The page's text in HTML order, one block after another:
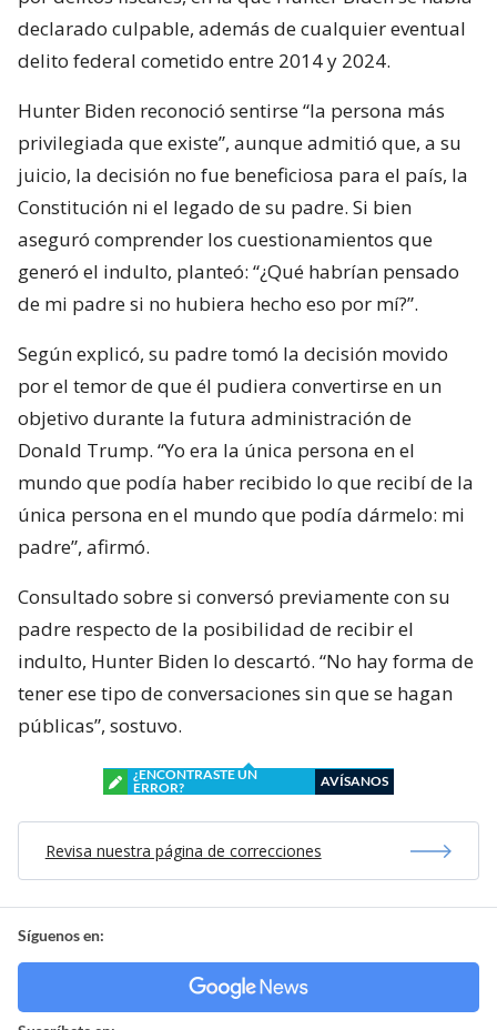
declarado culpable, además de cualquier eventual
delito federal cometido entre 2014 y 2024.
Hunter Biden reconoció sentirse “la persona más
privilegiada que existe”, aunque admitió que, a su
juicio, la decisión no fue beneficiosa para el país, la
Constitución ni el legado de su padre. Si bien
aseguró comprender los cuestionamientos que
generó el indulto, planteó: “¿Qué habrían pensado
de mi padre si no hubiera hecho eso por mí?”.
Según explicó, su padre tomó la decisión movido
por el temor de que él pudiera convertirse en un
objetivo durante la futura administración de
Donald Trump. “Yo era la única persona en el
mundo que podía haber recibido lo que recibí de la
única persona en el mundo que podía dármelo: mi
padre”, afirmó.
Consultado sobre si conversó previamente con su
padre respecto de la posibilidad de recibir el
indulto, Hunter Biden lo descartó. “No hay forma de
tener ese tipo de conversaciones sin que se hagan
públicas”, sostuvo.
¿ENCONTRASTE UN
ERROR?
AVÍSANOS
Revisa nuestra página de correcciones
Síguenos en: